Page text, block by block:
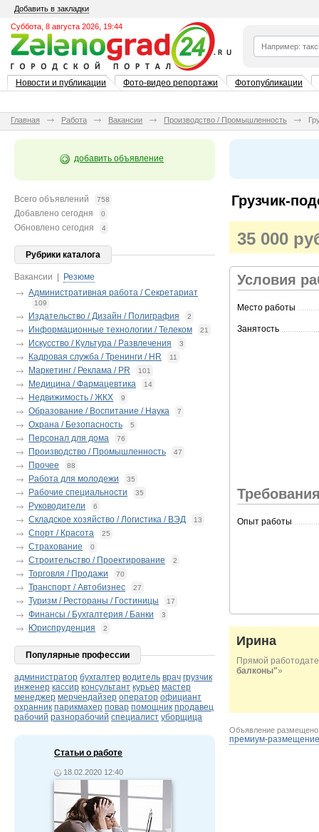
Добавить в закладки
Суббота, 8 августа 2026, 19:44
Новости и публикации Фото-видео репортажи Фотопубликации
Главная Работа Вакансии Производство / Промышленность
добавить объявление
Всего объявлений 758
Добавлено сегодня 0
Обновлено сегодня 4
Рубрики каталога
Вакансии
Резюме
Административная работа / Секретариат
109
Издательство / Дизайн / Полиграфия 2
Информационные технологии / Телеком 21
Искусство / Культура / Развлечения 3
Кадровая служба / Тренинги / HR 11
Маркетинг / Реклама / PR 101
Медицина / Фармацевтика 14
Недвижимость / ЖКХ 9
Образование / Воспитание / Наука 7
Охрана / Безопасность 5
Персонал для дома 76
Производство / Промышленность 47
Прочее 88
Работа для молодежи 35
Рабочие специальности 35
Руководители 6
Складское хозяйство / Логистика / ВЭД 13
Спорт / Красота 25
Страхование 0
Строительство / Проектирование 2
Торговля / Продажи 70
Транспорт / Автобизнес 27
Туризм / Рестораны / Гостиницы 17
Финансы / Бухгалтерия / Банки 3
Юриспруденция 2
Популярные профессии
администратор бухгалтер водитель врач грузчик
инженер кассир консультант курьер мастер
менеджер мерчендайзер оператор официант
охранник парикмахер повар помощник продавец
рабочий разнорабочий специалист уборщица
Статьи о работе
18.02.2020 12:40
Грузчик-
35 000
Условия
Место работы
Занятость
Опыт работы
Ирина
Прямой
балконы"»
Объявление
премиум-размещение